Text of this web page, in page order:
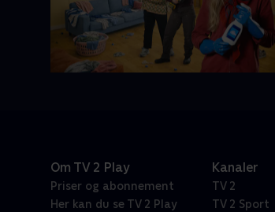
Om TV 2 Play
Priser og abonnement
Her kan du se TV 2 Play
Kanaler
TV 2
TV 2 Sport